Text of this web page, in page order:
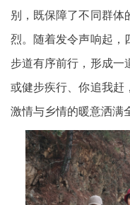
别，既保障了不同群体
烈。随着发令声响起，
步道有序前行，形成一
或健步疾行、你追我赶
激情与乡情的暖意洒满